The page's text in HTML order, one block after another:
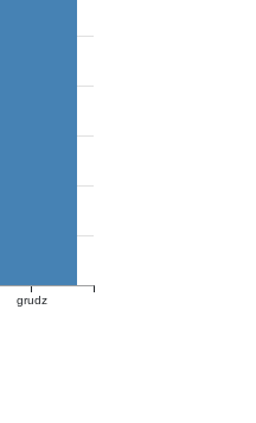
grudz